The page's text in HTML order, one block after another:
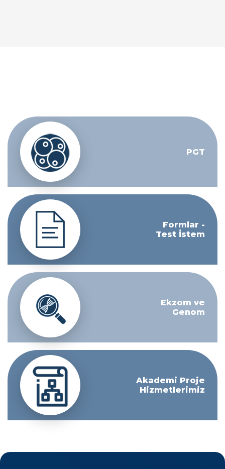
PGT
Formlar -
Test İstem
Ekzom ve
Genom
Akademi Proje
Hizmetlerimiz